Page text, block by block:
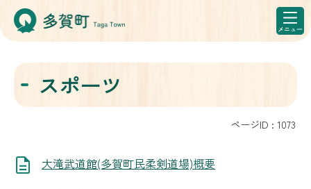
スポーツ
ページID : 1073
大滝武道館(多賀町民柔剣道場)概要